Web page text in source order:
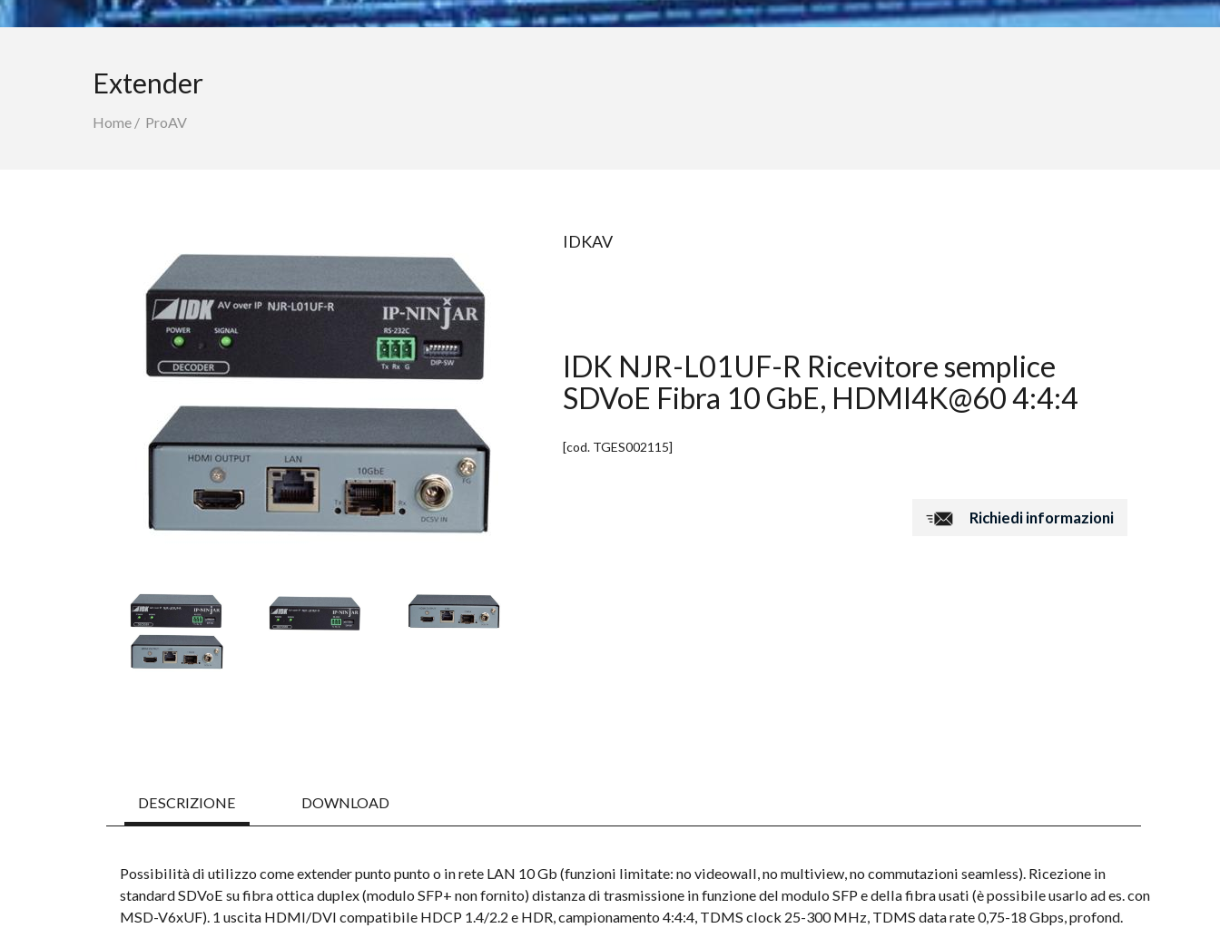
Extender
Home / ProAV
IDKAV
IDK NJR-L01UF-R Ricevitore semplice
SDVoE Fibra 10 GbE, HDMI4K@60 4:4:4
[cod. TGES002115]
Richiedi informazioni
DESCRIZIONE DOWNLOAD
Possibilità di utilizzo come extender punto punto o in rete LAN 10 Gb (funzioni limitate: no videowall, no multiview, no commutazioni seamless). Ricezione in
standard SDVoE su fibra ottica duplex (modulo SFP+ non fornito) distanza di trasmissione in funzione del modulo SFP e della fibra usati (è possibile usarlo ad es. con
MSD-V6xUF). 1 uscita HDMI/DVI compatibile HDCP 1.4/2.2 e HDR, campionamento 4:4:4, TDMS clock 25-300 MHz, TDMS data rate 0,75-18 Gbps, profond.